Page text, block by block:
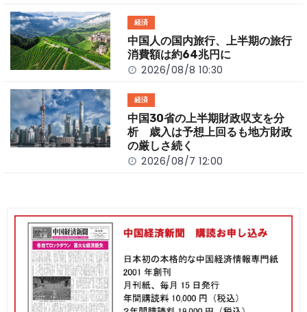
経済
中国人の国内旅行、上半期の旅行
消費額は約64兆円に
2026/08/8 10:30
経済
中国30省の上半期財政収支を分
析 歳入は予想上回るも地方財政
の厳しさ続く
2026/08/7 12:00